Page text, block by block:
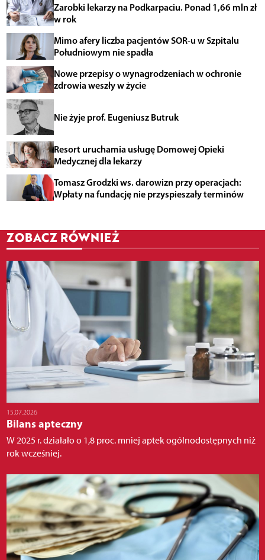
Zarobki lekarzy na Podkarpaciu. Ponad 1,66 mln zł
w rok
Mimo afery liczba pacjentów SOR-u w Szpitalu
Południowym nie spadła
Nowe przepisy o wynagrodzeniach w ochronie
zdrowia weszły w życie
Nie żyje prof. Eugeniusz Butruk
Resort uruchamia usługę Domowej Opieki
Medycznej dla lekarzy
Tomasz Grodzki ws. darowizn przy operacjach:
Wpłaty na fundację nie przyspieszały terminów
ZOBACZ RÓWNIEŻ
15.07.2026
Bilans apteczny
W 2025 r. działało o 1,8 proc. mniej aptek ogólnodostępnych niż
rok wcześniej.